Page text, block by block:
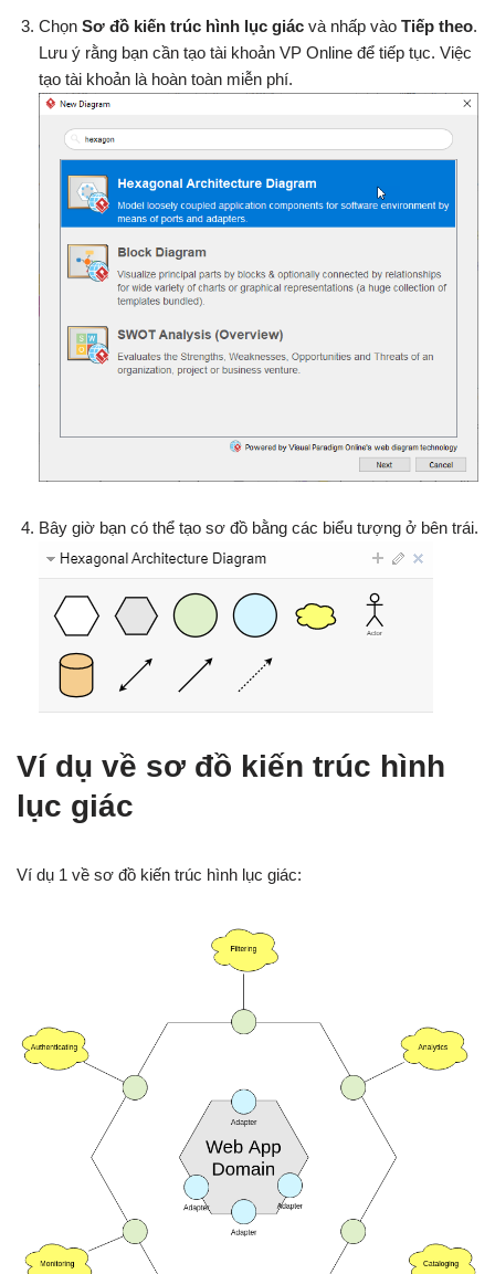
Chọn Sơ đồ kiến trúc hình lục giác và nhấp vào Tiếp theo.
Lưu ý rằng bạn cần tạo tài khoản VP Online để tiếp tục. Việc
tạo tài khoản là hoàn toàn miễn phí.
Bây giờ bạn có thể tạo sơ đồ bằng các biểu tượng ở bên trái.
Ví dụ về sơ đồ kiến trúc hình
lục giác
Ví dụ 1 về sơ đồ kiến trúc hình lục giác: